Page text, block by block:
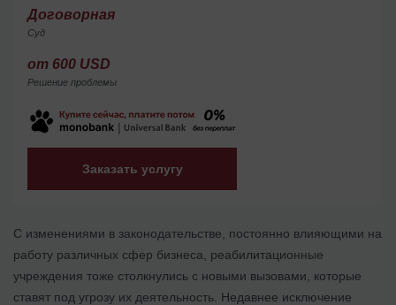
Договорная
Суд
от 600 USD
Решение проблемы
Заказать услугу
С изменениями в законодательстве, постоянно влияющими на
работу различных сфер бизнеса, реабилитационные
учреждения тоже столкнулись с новыми вызовами, которые
ставят под угрозу их деятельность. Недавнее исключение